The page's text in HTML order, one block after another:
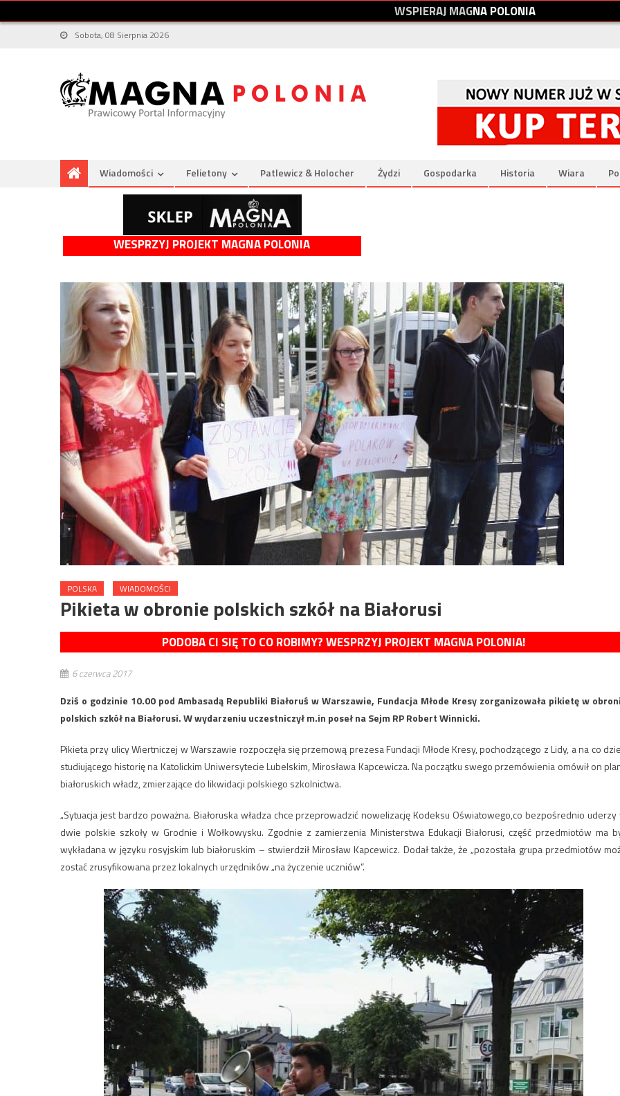
WSPIERAJMAGNAPOLONIA
Sobota, 08 Sierpnia 2026
Wiadomości Felietony Patlewicz & Holocher Żydzi Gospodarka Historia Wiara
WESPRZYJ PROJEKT MAGNA POLONIA
POLSKA WIADOMOŚCI
Pikieta w obronie polskich szkół na Białorusi
PODOBA CI SIĘ TO CO ROBIMY? WESPRZYJ PROJEKT MAGNA POLONIA!
6 czerwca 2017
Dziś o godzinie 10.00 pod Ambasadą Republiki Białoruś w Warszawie, Fundacja Młode Kresy zorganizowała pikietę w
polskich szkół na Białorusi. W wydarzeniu uczestniczył m.in poseł na Sejm RP Robert Winnicki.
Pikieta przy ulicy Wiertniczej w Warszawie rozpoczęła się przemową prezesa Fundacji Młode Kresy, pochodzącego z Lidy, a na co
studiującego historię na Katolickim Uniwersytecie Lubelskim, Mirosława Kapcewicza. Na początku swego przemówienia omówił on
białoruskich władz, zmierzające do likwidacji polskiego szkolnictwa.
„Sytuacja jest bardzo poważna. Białoruska władza chce przeprowadzić nowelizację Kodeksu Oświatowego,co bezpośrednio uderzy
dwie polskie szkoły w Grodnie i Wołkowysku. Zgodnie z zamierzenia Ministerstwa Edukacji Białorusi, część przedmiotów ma
wykładana w języku rosyjskim lub białoruskim – stwierdził Mirosław Kapcewicz. Dodał także, że „pozostała grupa przedmiotów
zostać zrusyfikowana przez lokalnych urzędników „na życzenie uczniów”.